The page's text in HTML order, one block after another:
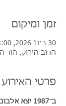
זמן ומיקום
30 בינו׳ 2026, 13:00
הדוב הירוק, הוד
פרטי האירוע
ב־1987 יצא